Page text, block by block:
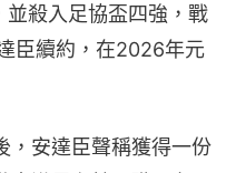
殺入足協盃四強，戰
臣續約，在2026年元
，安達臣聲稱獲得一份